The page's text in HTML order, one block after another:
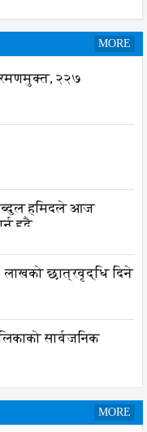
MORE
२२७
हमिदले आज
हुदै,
छात्रवृद्धि दिने
सार्वजनिक
MORE